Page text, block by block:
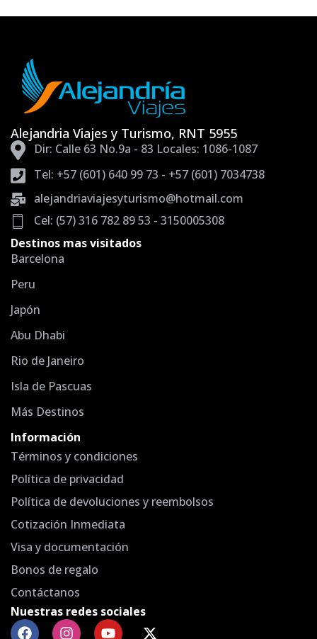
Alejandria Viajes y Turismo, RNT 5955
Dir: Calle 63 No.9a - 83 Locales: 1086-1087
Tel: +57 (601) 640 99 73 - +57 (601) 7034738
alejandriaviajesyturismo@hotmail.com
Cel: (57) 316 782 89 53 - 3150005308
Destinos mas visitados
Barcelona
Peru
Japón
Abu Dhabi
Rio de Janeiro
Isla de Pascuas
Más Destinos
Información
Términos y condiciones
Política de privacidad
Política de devoluciones y reembolsos
Cotización Inmediata
Visa y documentación
Bonos de regalo
Contáctanos
Nuestras redes sociales